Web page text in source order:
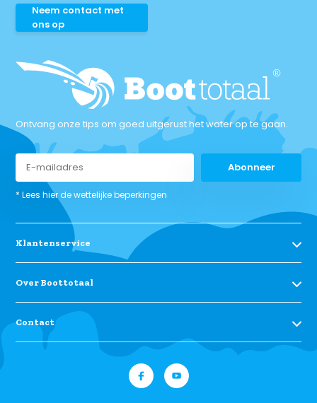
Neem contact met
ons op
Ontvang onze tips om goed uitgerust het water op te gaan.
Abonneer
* Lees hier de wettelijke beperkingen
Klantenservice
Over Boottotaal
Contact